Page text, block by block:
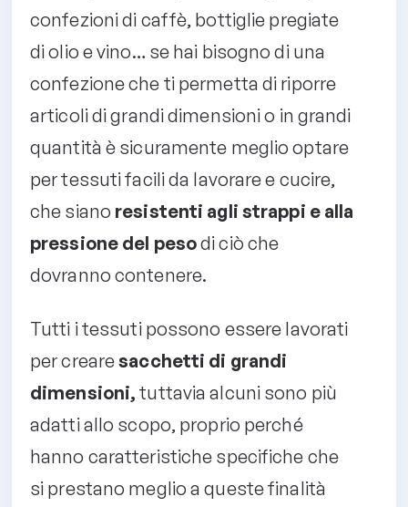
confezioni di caffè, bottiglie pregiate
di olio e vino… se hai bisogno di una
confezione che ti permetta di riporre
articoli di grandi dimensioni o in grandi
quantità è sicuramente meglio optare
per tessuti facili da lavorare e cucire,
che siano resistenti agli strappi e alla
pressione del pesodi ciò che
dovranno contenere.
Tutti i tessuti possono essere lavorati
per crearesacchetti di grandi
dimensioni, tuttavia alcuni sono più
adatti allo scopo, proprio perché
hanno caratteristiche specifiche che
si prestano meglio a queste finalità